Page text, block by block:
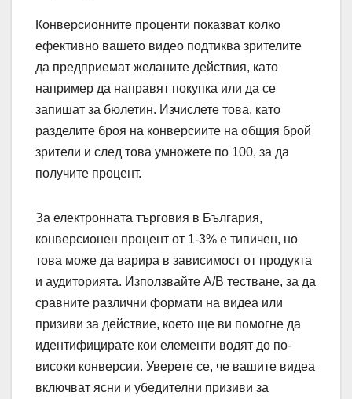
Конверсионните проценти показват колко
ефективно вашето видео подтиква зрителите
да предприемат желаните действия, като
например да направят покупка или да се
запишат за бюлетин. Изчислете това, като
разделите броя на конверсиите на общия брой
зрители и след това умножете по 100, за да
получите процент.
За електронната търговия в България,
конверсионен процент от 1-3% е типичен, но
това може да варира в зависимост от продукта
и аудиторията. Използвайте A/B тестване, за да
сравните различни формати на видеа или
призиви за действие, което ще ви помогне да
идентифицирате кои елементи водят до по-
високи конверсии. Уверете се, че вашите видеа
включват ясни и убедителни призиви за